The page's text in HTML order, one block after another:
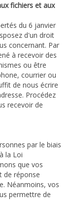
fichiers et aux
du 6 janvier
d'un droit
concernant. Par
à recevoir des
ou être
courrier ou
de nous écrire
Procédez
recevoir de
par le biais
la Loi
que vos
de réponse
Néanmoins, vos
permettre de